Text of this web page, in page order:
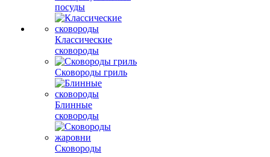
посуды
Классические
сковороды
Сковороды гриль
Блинные
сковороды
Сковороды